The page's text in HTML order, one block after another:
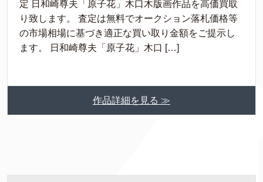
定 日和崎尊夫「原子花」木口木版画作品を高価買取
り致します。 査定は無料でオークション落札価格等
の市場相場に基づき適正な買い取り金額をご提示し
ます。 日和崎尊夫「原子花」木口 […]
作品詳細を見る ≫